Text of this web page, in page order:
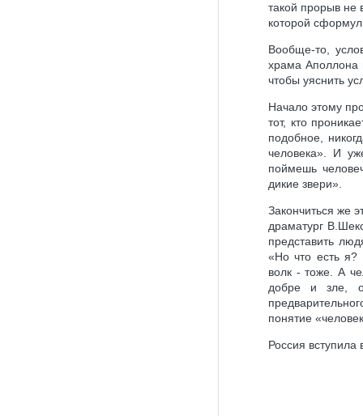
такой прорыв не
которой
Вообще-то,
храма Аполлона
чтобы уяснить
Начало этому
тот, кто
подобное,
человека». И
поймешь
дикие звери».
Закончиться же
драматург
представить
«Но что есть
волк - тоже. А
добре и зле,
понятие
Россия вступила